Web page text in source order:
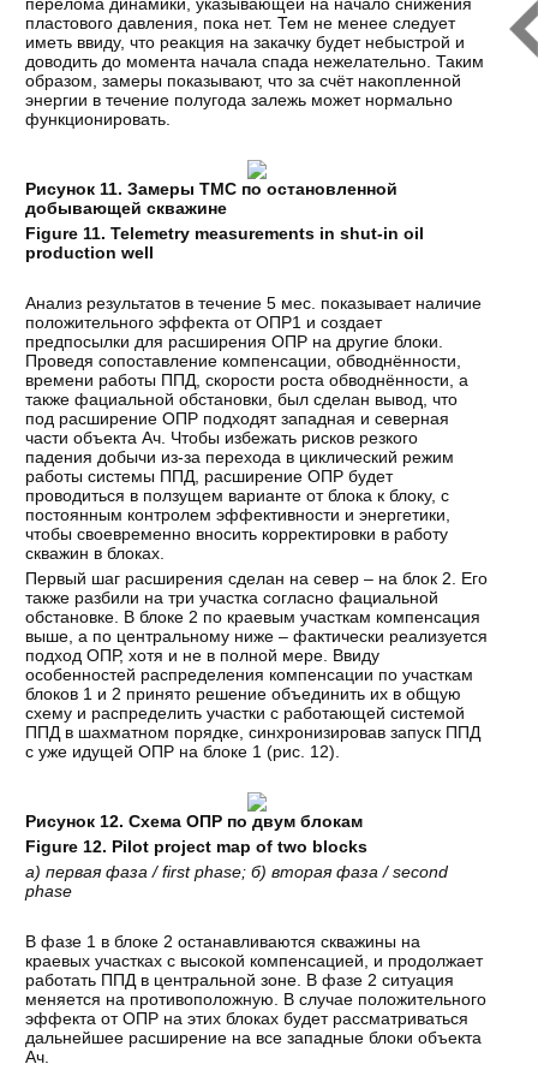
пластового давления, пока нет. Тем не менее следует
иметь ввиду, что реакция на закачку будет небыстрой и
доводить до момента начала спада нежелательно. Таким
образом, замеры показывают, что за счёт накопленной
энергии в течение полугода залежь может нормально
функционировать.
Рисунок 11. Замеры ТМС по остановленной
добывающей скважине
Figure 11. Telemetry measurements in shut-in oil
production well
Анализ результатов в течение 5 мес. показывает наличие
положительного эффекта от ОПР1 и создает
предпосылки для расширения ОПР на другие блоки.
Проведя сопоставление компенсации, обводнённости,
времени работы ППД, скорости роста обводнённости, а
также фациальной обстановки, был сделан вывод, что
под расширение ОПР подходят западная и северная
части объекта Ач. Чтобы избежать рисков резкого
падения добычи из-за перехода в циклический режим
работы системы ППД, расширение ОПР будет
проводиться в ползущем варианте от блока к блоку, с
постоянным контролем эффективности и энергетики,
чтобы своевременно вносить корректировки в работу
скважин в блоках.
Первый шаг расширения сделан на север – на блок 2. Его
также разбили на три участка согласно фациальной
обстановке. В блоке 2 по краевым участкам компенсация
выше, а по центральному ниже – фактически реализуется
подход ОПР, хотя и не в полной мере. Ввиду
особенностей распределения компенсации по участкам
блоков 1 и 2 принято решение объединить их в общую
схему и распределить участки с работающей системой
ППД в шахматном порядке, синхронизировав запуск ППД
с уже идущей ОПР на блоке 1 (рис. 12).
Рисунок 12. Схема ОПР по двум блокам
Figure 12. Pilot project map of two blocks
а)первая фаза / first phase;б)вторая фаза / second
phase
В фазе 1 в блоке 2 останавливаются скважины на
краевых участках с высокой компенсацией, и продолжает
работать ППД в центральной зоне. В фазе 2 ситуация
меняется на противоположную. В случае положительного
эффекта от ОПР на этих блоках будет рассматриваться
дальнейшее расширение на все западные блоки объекта
Ач.